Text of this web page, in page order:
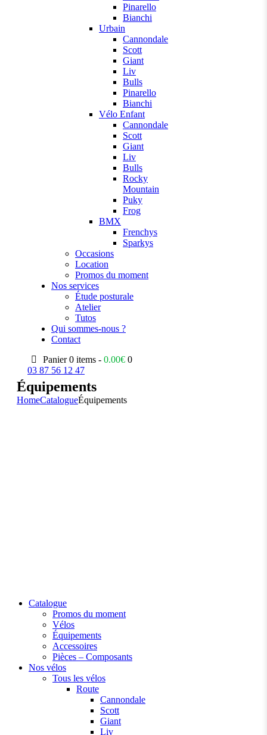
Pinarello
Bianchi
Urbain
Cannondale
Scott
Giant
Liv
Bulls
Pinarello
Bianchi
Vélo Enfant
Cannondale
Scott
Giant
Liv
Bulls
Rocky
Mountain
Puky
Frog
BMX
Frenchys
Sparkys
Occasions
Location
Promos du moment
Nos services
Étude posturale
Atelier
Tutos
Qui sommes-nous ?
Contact
Panier 0 items -0.00€ 0
03 87 56 12 47
Équipements
HomeCatalogueÉquipements
Catalogue
Promos du moment
Vélos
Équipements
Accessoires
Pièces – Composants
Nos vélos
Tous les vélos
Route
Cannondale
Scott
Giant
Liv